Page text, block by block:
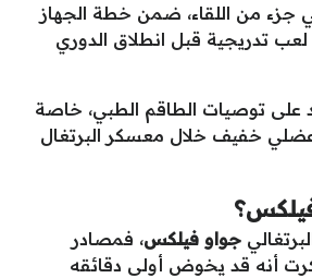
جزء من اللقاء، ضمن خطة الجهاز
تدريجية قبل انطلاق الدوري
على توصيات الطاقم الطبي، خاصة
خفيف خلال معسكر البرتغال
جواو فيلكس، فمصادر
أنه قد يخوض أولى دقائقه